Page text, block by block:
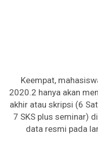
Keempat,
2020.2 hanya akan
akhir atau skripsi (6
7 SKS plus seminar)
data resmi pada